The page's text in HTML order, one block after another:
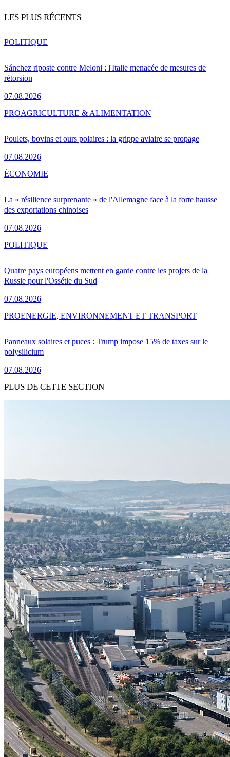
LES PLUS RÉCENTS
Sánchez riposte contre Meloni : l'Italie menacée de mesures de
rétorsion
07.08.2026
POLITIQUE
Poulets, bovins et ours polaires : la grippe aviaire se propage
07.08.2026
PROAGRICULTURE & ALIMENTATION
La « résilience surprenante » de l'Allemagne face à la forte hausse
des exportations chinoises
07.08.2026
ÉCONOMIE
Quatre pays européens mettent en garde contre les projets de la
Russie pour l'Ossétie du Sud
07.08.2026
POLITIQUE
Panneaux solaires et puces : Trump impose 15% de taxes sur le
polysilicium
07.08.2026
PROENERGIE, ENVIRONNEMENT ET TRANSPORT
PLUS DE CETTE SECTION